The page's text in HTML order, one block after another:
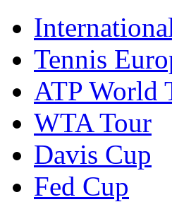
Tennis
ATP World
WTA Tour
Davis Cup
Fed Cup